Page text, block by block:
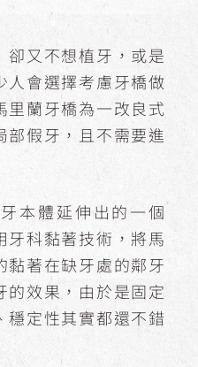
卻又不想植牙，或是
人會選擇考慮牙橋做
里蘭牙橋為一改良式
部假牙，且不需要進
本體延伸出的一個
牙科黏著技術，將馬
黏著在缺牙處的鄰牙
的效果，由於是固定
穩定性其實都還不錯